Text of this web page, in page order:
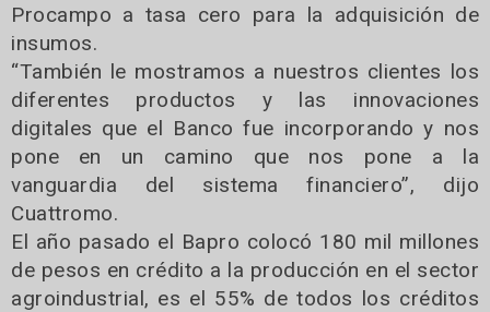
Procampo a tasa cero para la adquisición de
insumos.
“También le mostramos a nuestros clientes los
diferentes productos y las innovaciones
digitales que el Banco fue incorporando y nos
pone en un camino que nos pone a la
vanguardia del sistema financiero”, dijo
Cuattromo.
El año pasado el Bapro colocó 180 mil millones
de pesos en crédito a la producción en el sector
agroindustrial, es el 55% de todos los créditos